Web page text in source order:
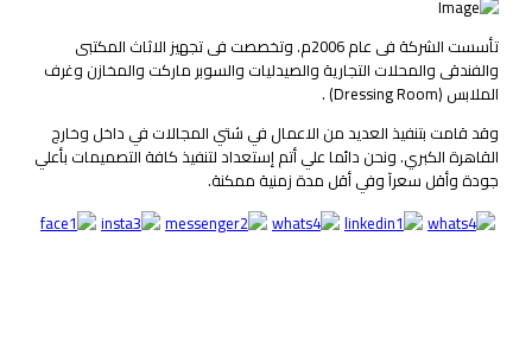
تأسست الشركة فى عام 2006م. وتخصصت فى تجهيز الاثاث المكتبى
والفندقى والمحلات التجارية والصيدليات والسوبر ماركت والمخازن وغرف
الملابس (Dressing Room) .
وقد قامت بتنفيذ العديد من الاعمال في شتي المجالات في داخل وخارج
القاهرة الكبري. ونحن دائما علي أتم إستعداد لتنفيذ كافة التصميمات بأعلي
جودة وأقل سعرآ وفي أقل مدة زمنية ممكنة.